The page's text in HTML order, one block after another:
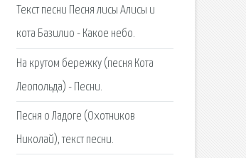
Текст песни Песня лисы Алисы и
кота Базилио - Какое небо.
На крутом бережку (песня Кота
Леопольда) - Песни.
Песня о Ладоге (Охотников
Николай), текст песни.